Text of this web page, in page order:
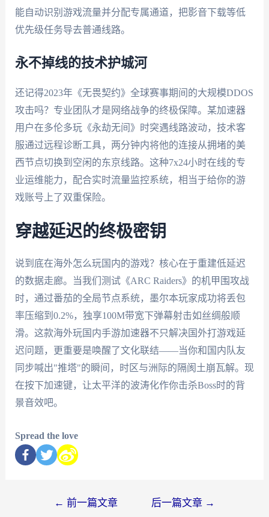
能自动识别游戏流量并分配专属通道，把影音下载等低
优先级任务导去普通线路。
永不掉线的技术护城河
还记得2023年《无畏契约》全球赛事期间的大规模DDOS
攻击吗？专业团队才是网络战争的终极保障。某加速器
用户在多伦多玩《永劫无间》时突遇线路波动，技术客
服通过远程诊断工具，两分钟内将他的连接从拥堵的美
西节点切换到空闲的东京线路。这种7x24小时在线的专
业运维能力，配合实时流量监控系统，相当于给你的游
戏账号上了双重保险。
穿越延迟的终极密钥
说到底在海外怎么玩国内的游戏？核心在于重建低延迟
的数据走廊。当我们测试《ARC Raiders》的机甲围攻战
时，通过番茄的全局节点系统，墨尔本玩家成功将丢包
率压缩到0.2%，独享100M带宽下弹幕射击如丝绸般顺
滑。这款海外玩国内手游加速器不只解决国外打游戏延
迟问题，更重要是唤醒了文化联结——当你和国内队友
同步喊出"推塔"的瞬间，时区与洲际的隔阂土崩瓦解。现
在按下加速键，让太平洋的波涛化作你击杀Boss时的背
景音效吧。
Spread the love
← 前一篇文章 后一篇文章 →